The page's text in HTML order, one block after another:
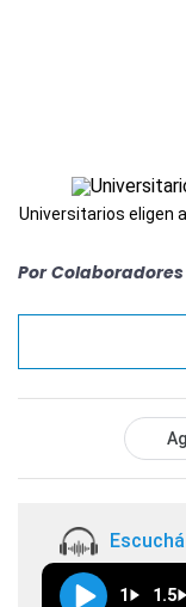
Universitarios eligen
Por Colaboradores
1 1.5